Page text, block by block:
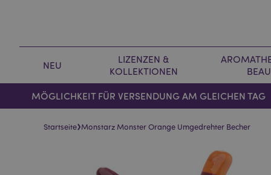
NEU
LIZENZEN &
KOLLEKTIONEN
MÖGLICHKEIT FÜR VERSENDUNG AM GLEICHEN TAG
Startseite›Monstarz Monster Orange Umgedrehter Becher